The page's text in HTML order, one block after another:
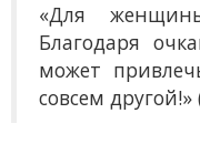
«Для
Благодаря
может
совсем